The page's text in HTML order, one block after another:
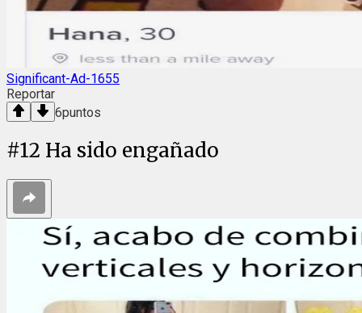
Significant-Ad-1655
Reportar
6puntos
#12 Ha sido engañado